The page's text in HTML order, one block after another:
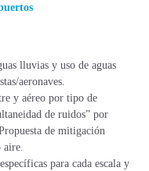
lluvias y uso de aguas
aeronaves.
y aéreo por tipo de
de ruidos” por
de mitigación
para cada escala y